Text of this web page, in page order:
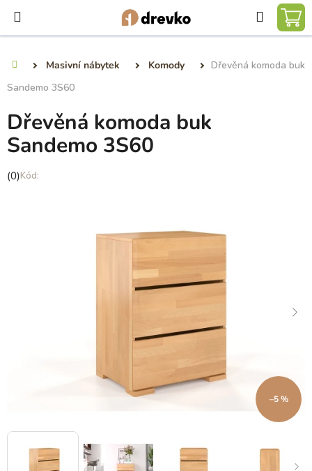
obsah
Hledat
Masivní nábytek Komody
Dřevěná komoda buk
Sandemo 3S60
Dřevěná komoda buk
Sandemo 3S60
Průměrné
(0)
–5 %